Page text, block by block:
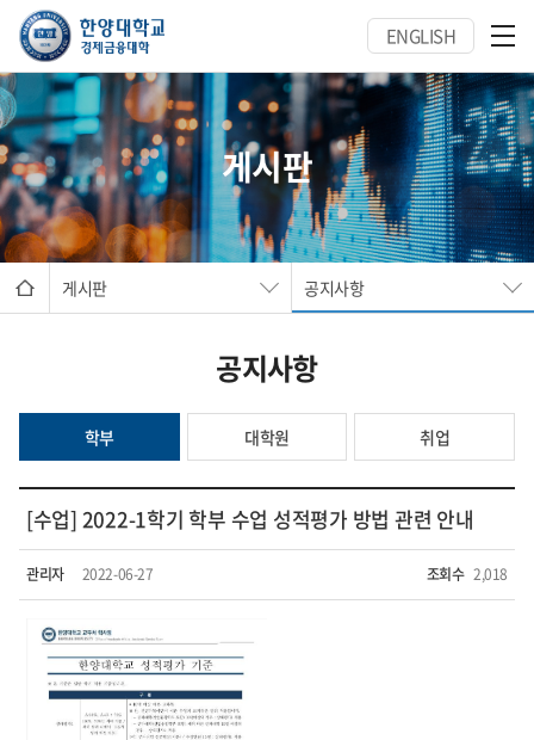
ENGLISH
게시판
게시판 공지사항
공지사항
학부 대학원 취업
[수업] 2022-1학기 학부 수업 성적평가 방법 관련 안내
관리자 2022-06-27 조회수 2,018